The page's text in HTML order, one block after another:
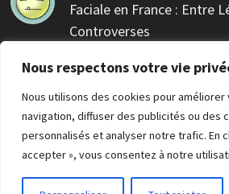
Nous respectons votre vie
Nous utilisons des cookies pour
navigation, diffuser des publicités ou des
personnalisés et analyser notre trafic. En
accepter », vous consentez à notre
Faciale en France : Entre
Controverses
guider cette technologie contr…